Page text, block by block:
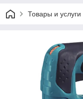
Товары и услуги